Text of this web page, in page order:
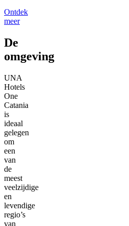
Ontdek
meer
De
omgeving
UNA
Hotels
One
Catania
is
ideaal
gelegen
om
een
van
de
meest
veelzijdige
en
levendige
regio’s
van